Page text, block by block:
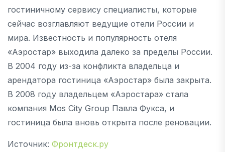
гостиничному сервису специалисты, которые
сейчас возглавляют ведущие отели России и
мира. Известность и популярность отеля
«Аэростар» выходила далеко за пределы России.
В 2004 году из-за конфликта владельца и
арендатора гостиница «Аэростар» была закрыта.
В 2008 году владельцем «Аэростара» стала
компания Mos City Group Павла Фукса, и
гостиница была вновь открыта после реновации.
Источник: Фронтдеск.ру